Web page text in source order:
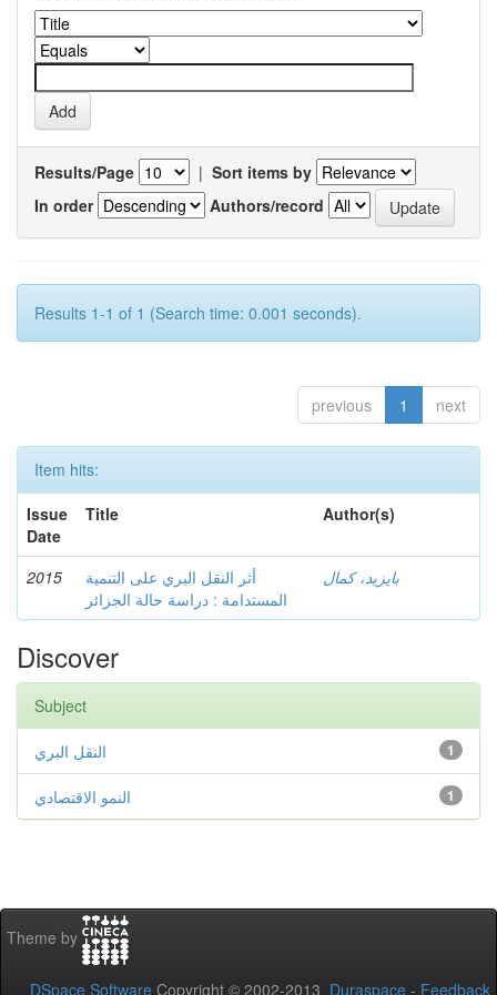
Results/Page | Sort items by
In order
Authors/record
Results 1-1 of 1 (Search time: 0.001 seconds).
previous 1 next
Item hits:
Issue
Date
Title Author(s)
2015
أثر النقل البري على التنمية
المستدامة : دراسة حالة الجزائر
بايزيد، كمال
Discover
Subject
1 النقل البري
1 النمو الاقتصادي
Theme by
DSpace Software Copyright © 2002-2013 Duraspace - Feedback